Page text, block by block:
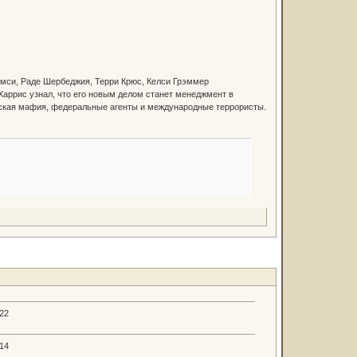
Раде Шербеджия, Терри Крюс, Келси Грэммер
узнал, что его новым делом станет менеджмент в
мафия, федеральные агенты и международные террористы.